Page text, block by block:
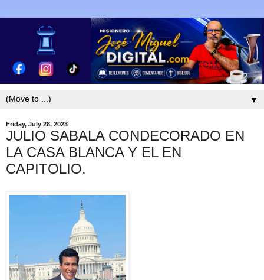
▼
Friday, July 28, 2023
JULIO SABALA CONDECORADO EN
LA CASA BLANCA Y EL EN
CAPITOLIO.